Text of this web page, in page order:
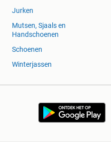
Jurken
Mutsen, Sjaals en
Handschoenen
Schoenen
Winterjassen